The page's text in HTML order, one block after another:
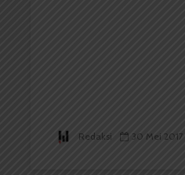
Redaksi 30 Mei 2017